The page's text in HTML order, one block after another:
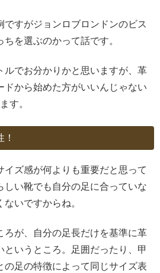
ですがジョンロブロンドンのビス
を選ぶのかって話です。
ルでお分かりかと思いますが、革
ドから始めた方がいいんじゃない
す。
イズ感が何よりも重要だと思って
しい靴でも自分の足に合っていな
いですからね。
ろが、自分の足長だけを基準に革
いうところ。足囲だったり、甲
の足の特徴によって同じサイズ表